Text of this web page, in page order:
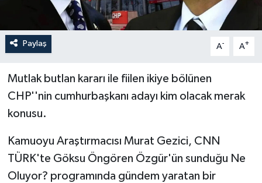
Paylaş A- A+
Mutlak butlan kararı ile fiilen ikiye bölünen
CHP''nin cumhurbaşkanı adayı kim olacak merak
konusu.
Kamuoyu Araştırmacısı Murat Gezici, CNN
TÜRK'te Göksu Öngören Özgür'ün sunduğu Ne
Oluyor? programında gündem yaratan bir